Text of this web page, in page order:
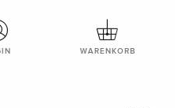
WARENKORB